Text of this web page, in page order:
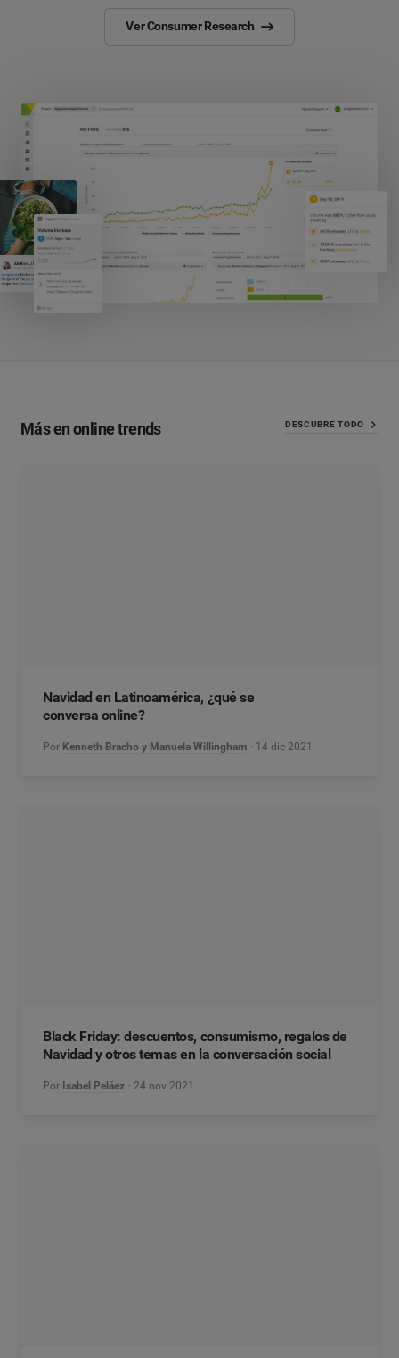
Ver Consumer Research
Más en online trends DESCUBRE TODO
Navidad en Latinoamérica, ¿qué se
conversa online?
Por Kenneth Bracho y Manuela Willingham 14 dic 2021
Black Friday: descuentos, consumismo, regalos de
Navidad y otros temas en la conversación social
Por Isabel Peláez 24 nov 2021